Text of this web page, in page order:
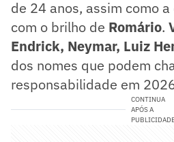
de 24 anos, assim como
com o brilho de Romário.
Endrick, Neymar, Luiz
dos nomes que podem
responsabilidade em
CONTINUA
APÓS A